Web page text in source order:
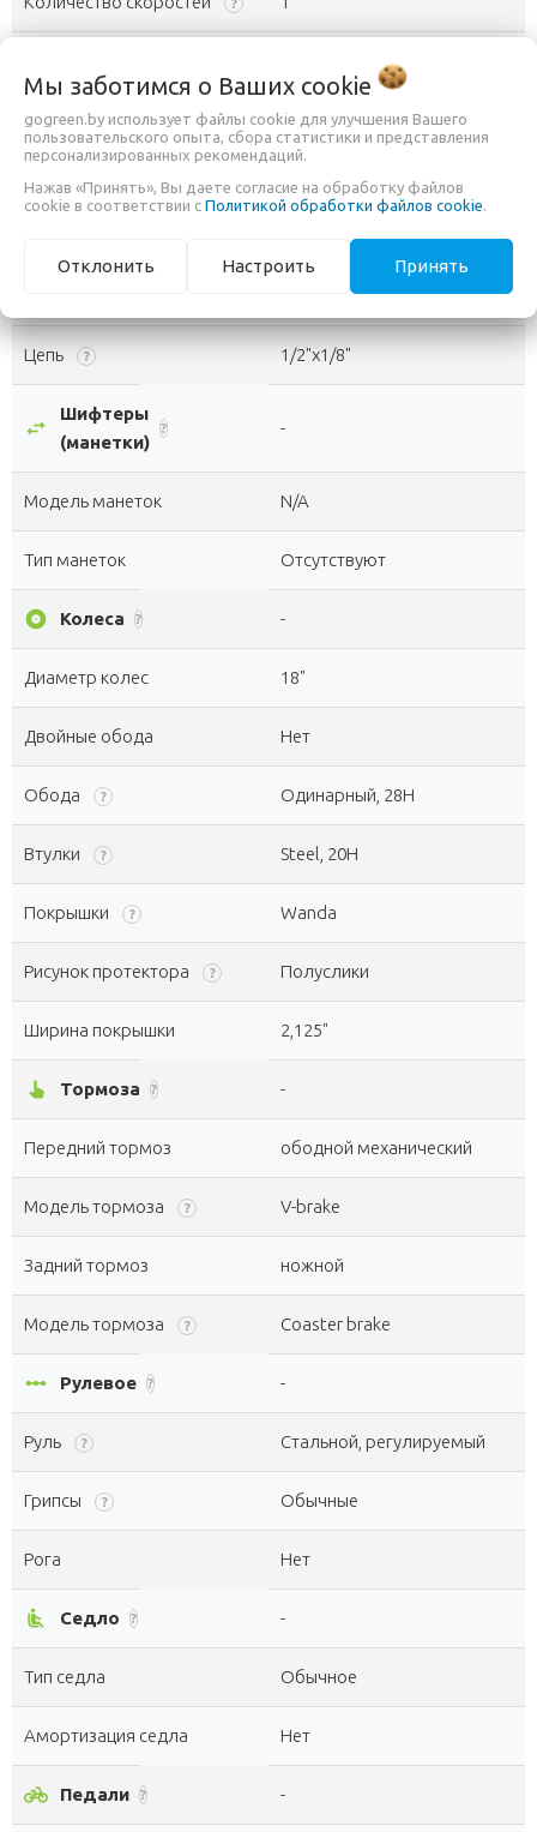
?
Steel, разборная
Система шатунов Steel, 32T, 115мм
Модель Steel, 16T
Цепь ? 1/2"х1/8"
swap_horiz
Шифтеры
(манетки)
? -
Модель манеток N/A
Тип манеток Отсутствуют
album Колеса ? -
Диаметр колес 18"
Двойные обода Нет
Обода ? Одинарный, 28H
Втулки ? Steel, 20H
Покрышки ? Wanda
Рисунок протектора ? Полуслики
Ширина покрышки 2,125"
pan_tool_alt Тормоза ? -
Передний тормоз ободной механический
Модель тормоза ? V-brake
Задний тормоз ножной
Модель тормоза ? Coaster brake
linear_scale Рулевое ? -
Руль ? Стальной, регулируемый
Грипсы ? Обычные
Рога Нет
airline_seat_recline_normal Седло ? -
Тип седла Обычное
Амортизация седла Нет
pedal_bike Педали ? -
Мы заботимся о Ваших cookie
gogreen.by использует файлы cookie для улучшения Вашего
пользовательского опыта, сбора статистики и представления
персонализированных рекомендаций.
Нажав «Принять», Вы даете согласие на обработку файлов
cookie в соответствии с Политикой обработки файлов cookie
Отклонить Настроить Принять